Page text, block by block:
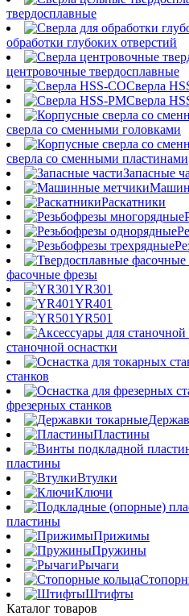
твердосплавные
обработки глубоких отверстий
центровочные твердосплавные
Сверла
Сверла
сверла со сменными головками
сверла со сменными пластинами
Запасные
Раскатники
фасочные фрезы
YR301
YR401
YR501
станочной оснастки
станков
фрезерных станков
Пластины
пластины
Втулки
Ключи
пластины
Прижимы
Пружины
Рычаги
Штифты
Каталог товаров